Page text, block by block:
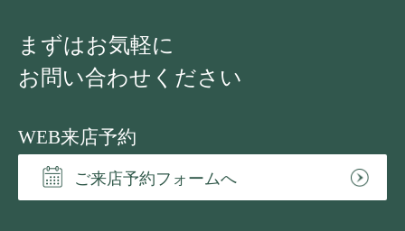
まずはお気軽に
お問い合わせください
WEB来店予約
ご来店予約フォームへ